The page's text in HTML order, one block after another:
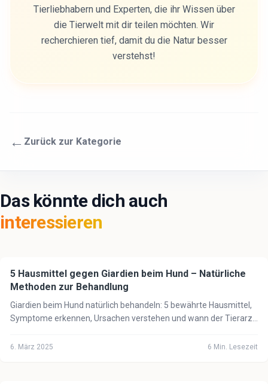
Tierliebhabern und Experten, die ihr Wissen über
die Tierwelt mit dir teilen möchten. Wir
recherchieren tief, damit du die Natur besser
verstehst!
← Zurück zur Kategorie
Das könnte dich auch
interessieren
🐕 Hund
5 Hausmittel gegen Giardien beim Hund – Natürliche
Methoden zur Behandlung
Giardien beim Hund natürlich behandeln: 5 bewährte Hausmittel,
Symptome erkennen, Ursachen verstehen und wann der Tierarzt
6. März 2025 6 Min. Lesezeit